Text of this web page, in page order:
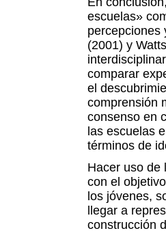
escuelas»
percepciones
(2001) y
comparar
el
comprensión
consenso en
las escuelas
términos de
Hacer uso de
con el
los jóvenes,
llegar a
construcción